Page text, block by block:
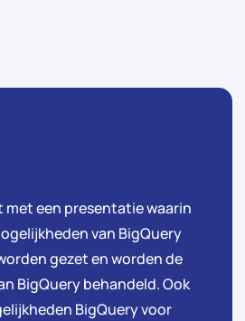
met een presentatie waarin
van BigQuery
gezet en worden de
BigQuery behandeld. Ook
BigQuery voor